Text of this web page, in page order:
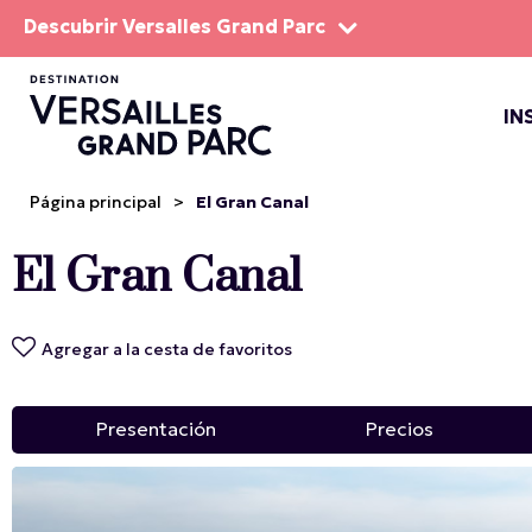
Descubrir Versalles Grand Parc
Página principal > El Gran Canal
El Gran Canal
Agregar a la cesta de favoritos
Presentación Precios